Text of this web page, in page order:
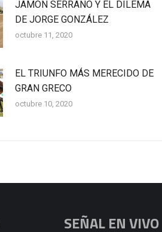
JAMÓN SERRANO Y EL DILEMA
DE JORGE GONZÁLEZ
octubre 11, 2020
EL TRIUNFO MÁS MERECIDO DE
GRAN GRECO
octubre 10, 2020
SEÑAL EN VIVO